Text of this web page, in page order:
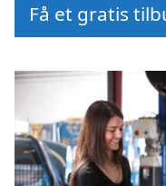
Få et gratis